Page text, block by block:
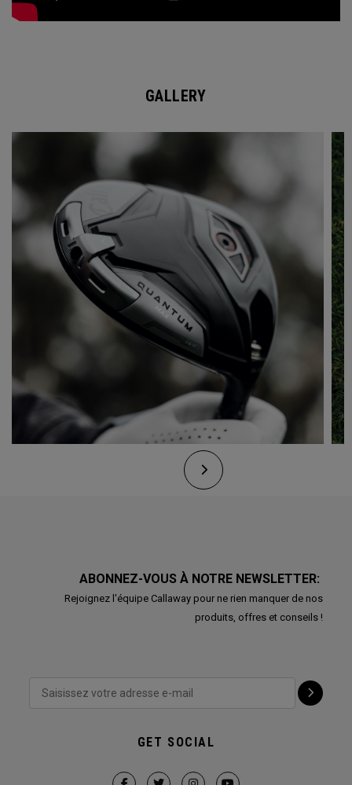
GALLERY
ABONNEZ-VOUS À NOTRE NEWSLETTER:
Rejoignez l'équipe Callaway pour ne rien manquer de nos
produits, offres et conseils !
GET SOCIAL